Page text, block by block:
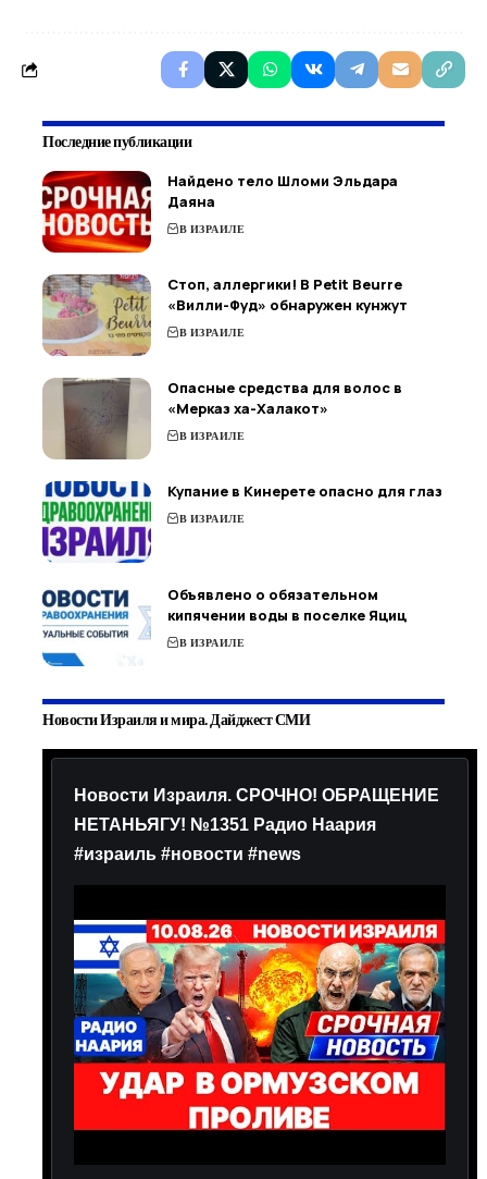
Последние публикации
Найдено тело Шломи Эльдара
Даяна
В ИЗРАИЛЕ
Стоп, аллергики! В Petit Beurre
«Вилли-Фуд» обнаружен кунжут
В ИЗРАИЛЕ
Опасные средства для волос в
«Мерказ ха-Халакот»
В ИЗРАИЛЕ
Купание в Кинерете опасно для глаз
В ИЗРАИЛЕ
Объявлено о обязательном
кипячении воды в поселке Яциц
В ИЗРАИЛЕ
Новости Израиля и мира. Дайджест СМИ